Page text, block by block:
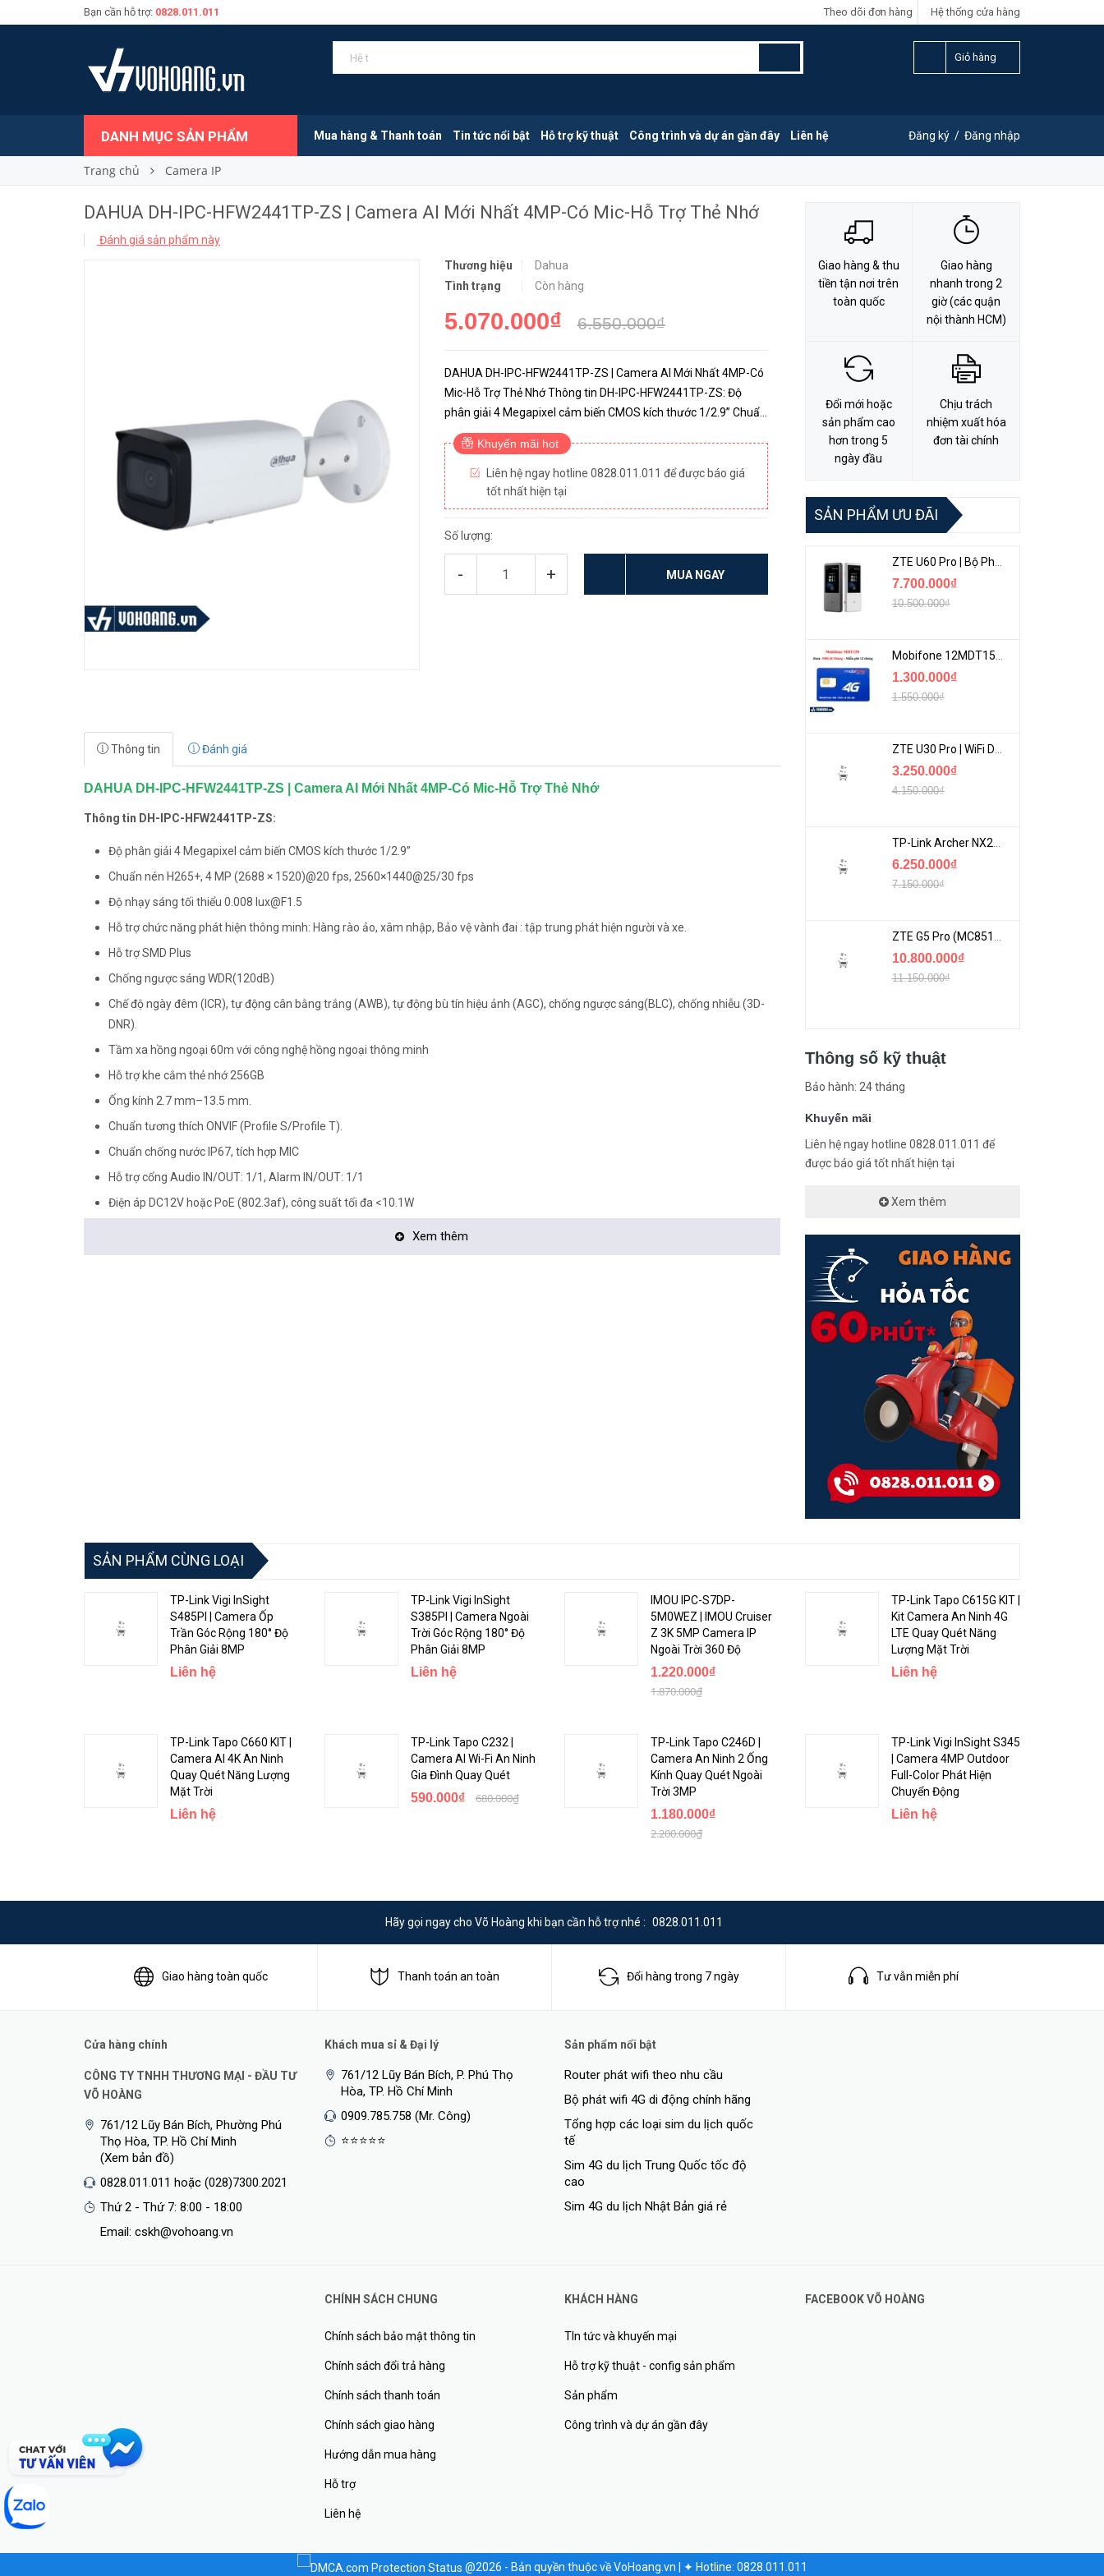
Bạn cần hỗ trợ: 0828.011.011 Hệ thống cửa hàng
Theo dõi đơn hàng
Giỏ hàng
DANH MỤC SẢN PHẨM Mua hàng & Thanh toán Tin tức nổi bật Hỗ trợ kỹ thuật Công trình và dự án gần đây Liên hệ Đăng ký / Đăng nhập
Trang chủ Camera IP
DAHUA DH-IPC-HFW2441TP-ZS | Camera AI Mới Nhất 4MP-Có Mic-Hỗ Trợ Thẻ Nhớ
Đánh giá sản phẩm này
Thương hiệu
Dahua
Tình trạng
Còn hàng
5.070.000₫ 6.550.000₫
DAHUA DH-IPC-HFW2441TP-ZS | Camera AI Mới Nhất 4MP-Có
Mic-Hỗ Trợ Thẻ Nhớ Thông tin DH-IPC-HFW2441TP-ZS: Độ
phân giải 4 Megapixel cảm biến CMOS kích thước 1/2.9” Chuẩn
nén H265+, 4 MP (2688 × 1520)@20 fps, 2560×1440@25/30
fps Độ nhạy sáng tối...
Khuyến mãi hot
Liên hệ ngay hotline 0828.011.011 để được báo giá
tốt nhất hiện tại
Số lượng:
- + MUA NGAY
MUA NGAY LIÊN HỆ ĐẶT HÀNG
Thông tin Đánh giá
DAHUA DH-IPC-HFW2441TP-ZS | Camera AI Mới Nhất 4MP-Có Mic-Hỗ Trợ Thẻ Nhớ
Thông tin DH-IPC-HFW2441TP-ZS:
Độ phân giải 4 Megapixel cảm biến CMOS kích thước 1/2.9”
Chuẩn nén H265+, 4 MP (2688 × 1520)@20 fps, 2560×1440@25/30 fps
Độ nhạy sáng tối thiểu 0.008 lux@F1.5
Hỗ trợ chức năng phát hiện thông minh: Hàng rào ảo, xâm nhập, Bảo vệ vành đai : tập trung phát hiện người và xe.
Hỗ trợ SMD Plus
Chống ngược sáng WDR(120dB)
Chế độ ngày đêm (ICR), tự động cân bằng trắng (AWB), tự động bù tín hiệu ảnh (AGC), chống ngược sáng(BLC), chống nhiễu (3D-
DNR).
Tầm xa hồng ngoại 60m với công nghệ hồng ngoại thông minh
Hỗ trợ khe cắm thẻ nhớ 256GB
Ống kính 2.7 mm–13.5 mm.
Chuẩn tương thích ONVIF (Profile S/Profile T).
Chuẩn chống nước IP67, tích hợp MIC
Hỗ trợ cổng Audio IN/OUT: 1/1, Alarm IN/OUT: 1/1
Điện áp DC12V hoặc PoE (802.3af), công suất tối đa <10.1W
Chất liệu kim loại
Xem thêm
Giao hàng & thu
tiền tận nơi trên
toàn quốc
Giao hàng
nhanh trong 2
giờ (các quận
nội thành HCM)
Đổi mới hoặc
sản phẩm cao
hơn trong 5
ngày đầu
Chịu trách
nhiệm xuất hóa
đơn tài chính
SẢN PHẨM ƯU ĐÃI
ZTE U60 Pro | Bộ Phát 5G Cầm Tay Tích Hợp Công Nghệ WiFi 7, Pin 10000mAh
7.700.000₫
10.500.000₫
Mobifone 12MDT150 | Sim Chuyên 4G Mobifone Dung Lượng Cao 500GB/Tháng Gói 1 Năm
1.300.000₫
1.550.000₫
ZTE U30 Pro | WiFi Di Động 5G Tốc Độ Lên Đến 500Mbps, Màn Hình Cảm Ứng
3.250.000₫
4.150.000₫
TP-Link Archer NX200 | Bộ Phát WiFi Dùng Sim 5G Tốc Độ Cao Mới FullBox
6.250.000₫
7.150.000₫
ZTE G5 Pro (MC8512) | Router 5G WiFi7 Be7200 Hỗ Trợ Băng Tần 6Ghz Cực Mạnh
10.800.000₫
11.150.000₫
Thông số kỹ thuật
Bảo hành: 24 tháng
Khuyến mãi
Liên hệ ngay hotline 0828.011.011 để
được báo giá tốt nhất hiện tại
Xem thêm
SẢN PHẨM CÙNG LOẠI
TP-Link Vigi InSight
S485PI | Camera Ốp
Trần Góc Rộng 180° Độ
Phân Giải 8MP
Liên hệ
TP-Link Vigi InSight
S385PI | Camera Ngoài
Trời Góc Rộng 180° Độ
Phân Giải 8MP
Liên hệ
IMOU IPC-S7DP-
5M0WEZ | IMOU Cruiser
Z 3K 5MP Camera IP
Ngoài Trời 360 Độ
1.220.000₫
1.870.000₫
TP-Link Tapo C615G KIT |
Kit Camera An Ninh 4G
LTE Quay Quét Năng
Lượng Mặt Trời
Liên hệ
TP-Link Tapo C660 KIT |
Camera AI 4K An Ninh
Quay Quét Năng Lượng
Mặt Trời
Liên hệ
TP-Link Tapo C232 |
Camera AI Wi-Fi An Ninh
Gia Đình Quay Quét
590.000₫ 680.000₫
TP-Link Tapo C246D |
Camera An Ninh 2 Ống
Kính Quay Quét Ngoài
Trời 3MP
1.180.000₫
2.200.000₫
TP-Link Vigi InSight S345
| Camera 4MP Outdoor
Full-Color Phát Hiện
Chuyển Động
Liên hệ
Hãy gọi ngay cho Võ Hoàng khi bạn cần hỗ trợ nhé : 0828.011.011
Giao hàng toàn quốc Thanh toán an toàn Đổi hàng trong 7 ngày Tư vẫn miễn phí
Cửa hàng chính
CÔNG TY TNHH THƯƠNG MẠI - ĐẦU TƯ
VÕ HOÀNG
761/12 Lũy Bán Bích, Phường Phú
Thọ Hòa, TP. Hồ Chí Minh
(Xem bản đồ)
0828.011.011 hoặc (028)7300.2021
Thứ 2 - Thứ 7: 8:00 - 18:00
Email: cskh@vohoang.vn
Khách mua sỉ & Đại lý
761/12 Lũy Bán Bích, P. Phú Thọ
Hòa, TP. Hồ Chí Minh
0909.785.758 (Mr. Công)
⭐⭐⭐⭐⭐
Sản phẩm nổi bật
Router phát wifi theo nhu cầu
Bộ phát wifi 4G di động chính hãng
Tổng hợp các loại sim du lịch quốc
tế
Sim 4G du lịch Trung Quốc tốc độ
cao
Sim 4G du lịch Nhật Bản giá rẻ
CHÍNH SÁCH CHUNG
Chính sách bảo mật thông tin
Chính sách đổi trả hàng
Chính sách thanh toán
Chính sách giao hàng
Hướng dẫn mua hàng
Hỗ trợ
Liên hệ
KHÁCH HÀNG
TIn tức và khuyến mại
Hỗ trợ kỹ thuật - config sản phẩm
Sản phẩm
Công trình và dự án gần đây
FACEBOOK VÕ HOÀNG
@2026 - Bản quyền thuộc về VoHoang.vn ✦ Hotline: 0828.011.011